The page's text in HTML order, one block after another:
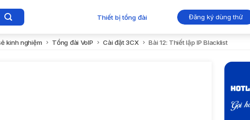
Thiết bị tổng đài Đăng ký dùng thử
kinh nghiệm Tổng đài VoIP Cài đặt 3CX Bài 12: Thiết lập IP Blacklist